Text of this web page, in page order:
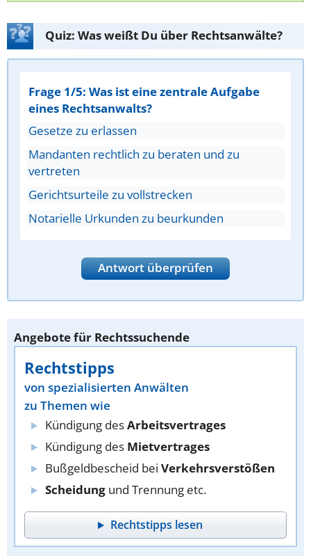
Quiz: Was weißt Du über Rechtsanwälte?
Frage 1/5: Was ist eine zentrale Aufgabe
eines Rechtsanwalts?
Gesetze zu erlassen
Mandanten rechtlich zu beraten und zu
vertreten
Gerichtsurteile zu vollstrecken
Notarielle Urkunden zu beurkunden
Antwort überprüfen
Angebote für Rechtssuchende
Rechtstipps
von spezialisierten Anwälten
zu Themen wie
Kündigung desArbeitsvertrages
Kündigung des Mietvertrages
Bußgeldbescheid bei Verkehrsverstößen
Scheidung und Trennung etc.
Rechtstipps lesen